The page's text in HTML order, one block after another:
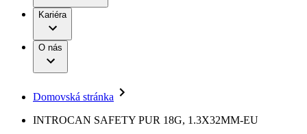
Léčba bolesti
Mimotělní očišťování krve
Neurochirurgie
Onemocnění
B. Braun Avitum
Práce a kariéra
Naše kultura
Vaše příležitost​
Odpovědnost
Média
Tiskové zprávy
Kariéra
O nás
Domovská stránka
INTROCAN SAFETY PUR 18G, 1.3X32MM-EU